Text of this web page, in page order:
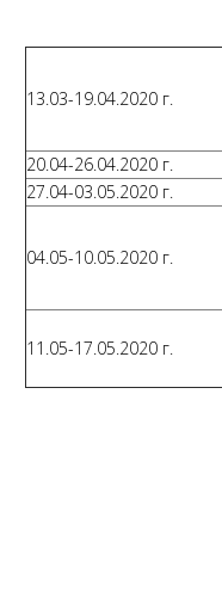
13.03-19.04.2020 г.
20.04-26.04.2020 г.
27.04-03.05.2020 г.
04.05-10.05.2020 г.
11.05-17.05.2020 г.